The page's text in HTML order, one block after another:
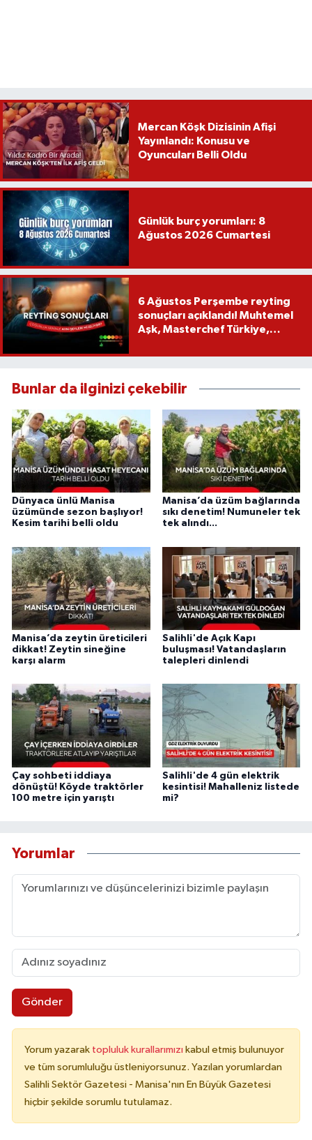
Mercan Köşk Dizisinin Afişi
Yayınlandı: Konusu ve
Oyuncuları Belli Oldu
Günlük burç yorumları: 8
Ağustos 2026 Cumartesi
6 Ağustos Perşembe reyting
sonuçları açıklandı! Muhtemel
Aşk, Masterchef Türkiye,
Bunlar da ilginizi çekebilir
Dünyaca ünlü Manisa
üzümünde sezon başlıyor!
Kesim tarihi belli oldu
Manisa’da üzüm bağlarında
sıkı denetim! Numuneler tek
tek alındı...
Manisa’da zeytin üreticileri
dikkat! Zeytin sineğine
karşı alarm
Salihli'de Açık Kapı
buluşması! Vatandaşların
talepleri dinlendi
Çay sohbeti iddiaya
dönüştü! Köyde traktörler
100 metre için yarıştı
Salihli'de 4 gün elektrik
kesintisi! Mahalleniz listede
mi?
Yorumlar
Gönder
Yorum yazarak topluluk kurallarımızı kabul etmiş bulunuyor
ve tüm sorumluluğu üstleniyorsunuz. Yazılan yorumlardan
Salihli Sektör Gazetesi - Manisa'nın En Büyük Gazetesi
hiçbir şekilde sorumlu tutulamaz.